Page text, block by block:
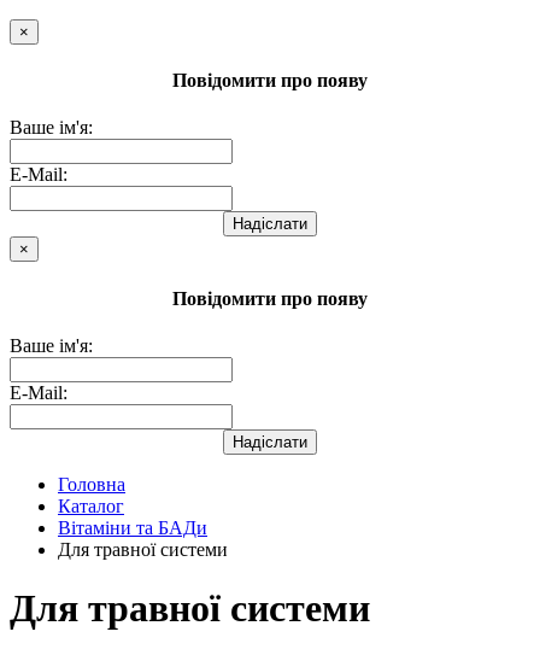
×
Повідомити про появу
Ваше ім'я:
E-Mail:
Надіслати
×
Повідомити про появу
Ваше ім'я:
E-Mail:
Надіслати
Головна
Каталог
Вітаміни та БАДи
Для травної системи
Для травної системи